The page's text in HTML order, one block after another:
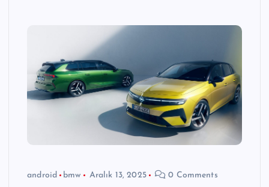
android bmw Aralık 13, 2025 0 Comments